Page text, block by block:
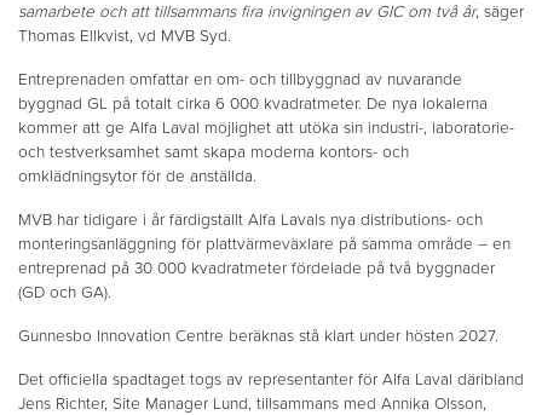
samarbete och att tillsammans fira invigningen av GIC om två år, säger
Thomas Ellkvist, vd MVB Syd.
Entreprenaden omfattar en om- och tillbyggnad av nuvarande
byggnad GL på totalt cirka 6 000 kvadratmeter. De nya lokalerna
kommer att ge Alfa Laval möjlighet att utöka sin industri-, laboratorie-
och testverksamhet samt skapa moderna kontors- och
omklädningsytor för de anställda.
MVB har tidigare i år färdigställt Alfa Lavals nya distributions- och
monteringsanläggning för plattvärmeväxlare på samma område – en
entreprenad på 30 000 kvadratmeter fördelade på två byggnader
(GD och GA).
Gunnesbo Innovation Centre beräknas stå klart under hösten 2027.
Det officiella spadtaget togs av representanter för Alfa Laval däribland
Jens Richter, Site Manager Lund, tillsammans med Annika Olsson,